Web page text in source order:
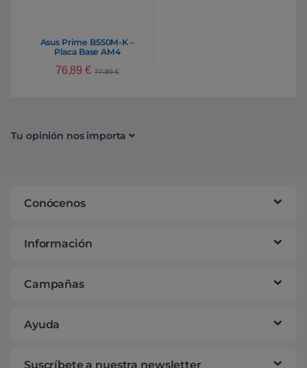
Asus Prime B550M-K –
Placa Base AM4
76,89€ 77,89€
Tu opinión nos importa
Conócenos
Información
Campañas
Ayuda
Suscríbete a nuestra newsletter